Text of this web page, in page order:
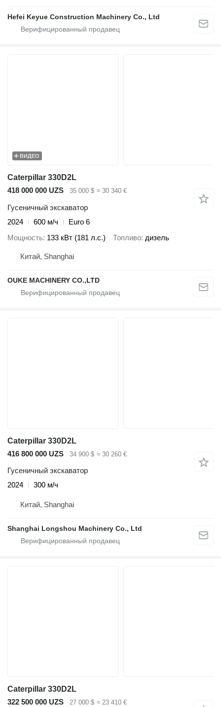
Hefei Keyue Construction Machinery Co., Ltd
ВИДЕО
Caterpillar 330D2L
418 000 000 UZS
35 000 $ ≈ 30 340 €
Гусеничный экскаватор
2024
600 м/ч
Euro 6
Мощность 133 кВт (181 л.с.) Топливо дизель
Китай, Shanghai
OUKE MACHINERY CO.,LTD
Caterpillar 330D2L
416 800 000 UZS
34 900 $ ≈ 30 260 €
Гусеничный экскаватор
2024
300 м/ч
Китай, Shanghai
Shanghai Longshou Machinery Co., Ltd
Caterpillar 330D2L
322 500 000 UZS
27 000 $ ≈ 23 410 €